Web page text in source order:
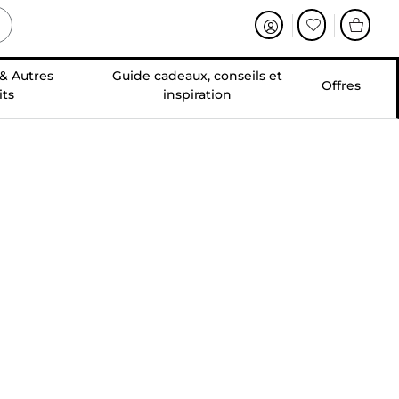
Autres
Guide cadeaux, conseils et
inspiration
Offres